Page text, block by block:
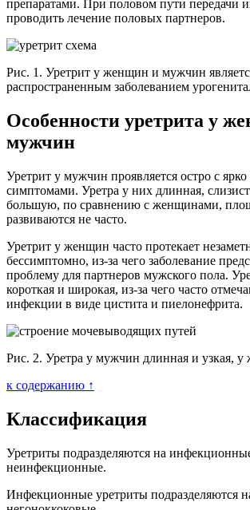
препаратами. При половом пути передачи
проводить лечение половых партнеров.
Рис. 1. Уретрит у женщин и мужчин
распространенным заболеванием
Особенности уретрита у
мужчин
Уретрит у мужчин проявляется остро с
симптомами. Уретра у них длинная,
большую, по сравнению с женщинами,
развиваются не часто.
Уретрит у женщин часто протекает
бессимптомно, из-за чего заболевание
проблему для партнеров мужского пола.
короткая и широкая, из-за чего часто
инфекции в виде цистита и пиелонефрита.
Рис. 2. Уретра у мужчин длинная и узкая,
к содержанию ↑
Классификация
Уретриты подразделяются на
неинфекционные.
Инфекционные уретриты подразделяются